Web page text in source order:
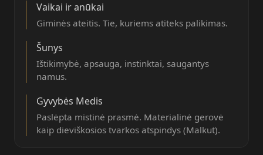
Vaikai ir anūkai
Giminės ateitis. Tie, kuriems atiteks palikimas.
Šunys
Ištikimybė, apsauga, instinktai, saugantys
namus.
Gyvybės Medis
Paslėpta mistinė prasmė. Materialinė gerovė
kaip dieviškosios tvarkos atspindys (Malkut).